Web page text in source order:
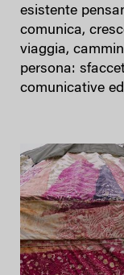
esistente
comunica,
viaggia,
persona:
comunicative